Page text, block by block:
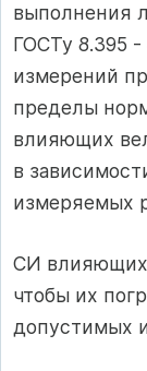
выполнения
ГОСТу 8.395
измерений
пределы
влияющих
в
измеряемых
СИ влияющих
чтобы их
допустимых